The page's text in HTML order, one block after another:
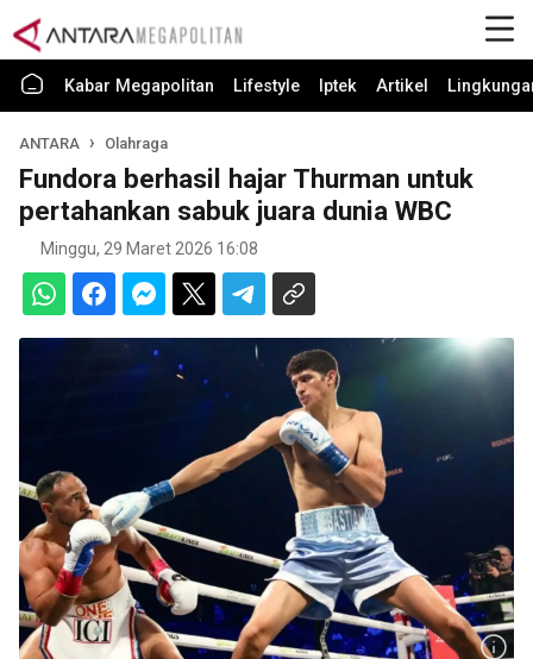
Kabar Megapolitan Lifestyle Iptek Artikel
ANTARA Olahraga
Fundora berhasil hajar Thurman untuk
pertahankan sabuk juara dunia WBC
Minggu, 29 Maret 2026 16:08